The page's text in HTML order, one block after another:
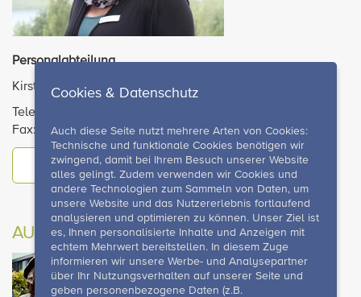
Personalabteilung
Kirsten Wieduwilt
Telefon +49 36628 98-171
Fax: +49 36628 98-100
Mail schreiben
AUSBILDUNGSABTEILUNG
Cookies & Datenschutz
Auch diese Seite nutzt mehrere Arten von Cookies:
Technische und funktionale Cookies benötigen wir
zwingend, damit bei Ihrem Besuch unserer Website
alles gelingt. Zudem verwenden wir Cookies und
andere Technologien zum Sammeln von Daten, um
unsere Website und das Nutzererlebnis fortlaufend
analysieren und optimieren zu können. Unser Ziel ist
es, Ihnen personalisierte Inhalte und Anzeigen mit
echtem Mehrwert bereitstellen. In diesem Zuge
informieren wir unsere Werbe- und Analysepartner
über Ihr Nutzungsverhalten auf unserer Seite und
geben personenbezogene Daten (z.B.